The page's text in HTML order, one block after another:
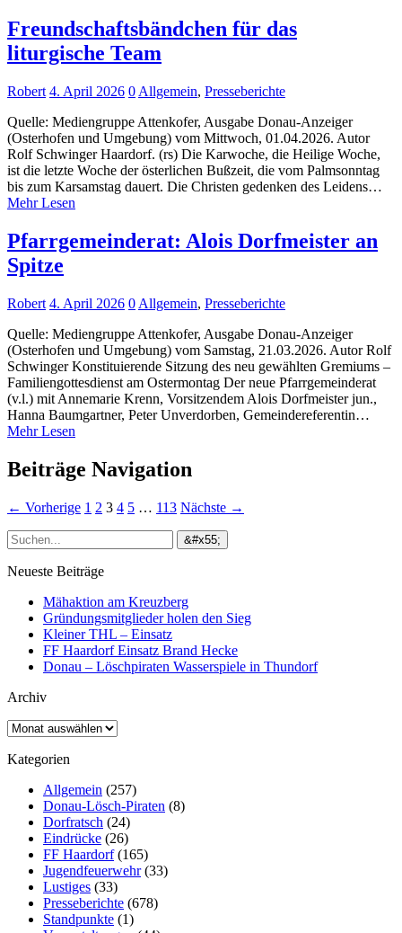
Freundschaftsbändchen für das
liturgische Team
Robert 4. April 2026 0 Allgemein, Presseberichte
Quelle: Mediengruppe Attenkofer, Ausgabe Donau-Anzeiger
(Osterhofen und Umgebung) vom Mittwoch, 01.04.2026. Autor
Rolf Schwinger Haardorf. (rs) Die Karwoche, die Heilige Woche,
ist die letzte Woche der österlichen Bußzeit, die vom Palmsonntag
bis zum Karsamstag dauert. Die Christen gedenken des Leidens…
Mehr Lesen
Pfarrgemeinderat: Alois Dorfmeister an
Spitze
Robert 4. April 2026 0 Allgemein, Presseberichte
Quelle: Mediengruppe Attenkofer, Ausgabe Donau-Anzeiger
(Osterhofen und Umgebung) vom Samstag, 21.03.2026. Autor Rolf
Schwinger Konstituierende Sitzung des neu gewählten Gremiums –
Familiengottesdienst am Ostermontag Der neue Pfarrgemeinderat
(v.l.) mit Annemarie Krenn, Vorsitzendem Alois Dorfmeister jun.,
Hanna Baumgartner, Peter Unverdorben, Gemeindereferentin…
Mehr Lesen
Beiträge Navigation
← Vorherige 1 2 3 4 5 … 113 Nächste →
Neueste Beiträge
Mähaktion am Kreuzberg
Gründungsmitglieder holen den Sieg
Kleiner THL – Einsatz
FF Haardorf Einsatz Brand Hecke
Donau – Löschpiraten Wasserspiele in Thundorf
Archiv
Archiv
Kategorien
Allgemein (257)
Donau-Lösch-Piraten (8)
Dorfratsch (24)
Eindrücke (26)
FF Haardorf(165)
Jugendfeuerwehr(33)
Lustiges (33)
Presseberichte (678)
Standpunkte (1)